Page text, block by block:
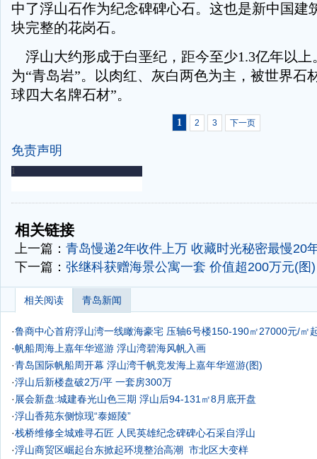
中了浮山石作为纪念碑碑心石。这也是新中国建
块完整的花岗石。
浮山大约形成于白垩纪，距今至少1.3亿年以上
为“青岛岩”。以肉红、灰白两色为主，被世界石
球四大名牌石材”。
1 2 3 下一页
免责声明
-
相关链接
上一篇： 青岛慢递2年收件上万 收藏时光秘密最慢20
下一篇： 张继科获赠海景公寓一套 价值超200万元(图)
相关阅读 青岛新闻
·鲁商中心首府浮山湾一线瞰海豪宅 压轴6号楼150-190㎡27000元/㎡
·帆船周海上嘉年华巡游 浮山湾碧海风帆入画
·青岛国际帆船周开幕 浮山湾千帆竞发海上嘉年华巡游(图)
·浮山后新楼盘破2万/平 一套房300万
· 展会新盘:城建春光山色三期 浮山后94-131㎡8月底开盘
·浮山香苑东侧惊现“泰姬陵”
·栈桥维修全城难寻石匠 人民英雄纪念碑碑心石采自浮山
·浮山商贸区崛起台东掀起环境整治高潮 市北区大变样